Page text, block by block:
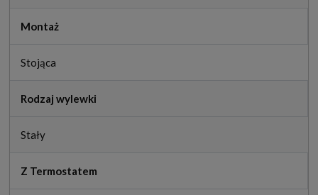
Montaż
Stojąca
Rodzaj wylewki
Stały
Z Termostatem